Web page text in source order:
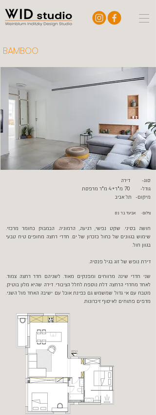
BAMBOO
סוג- דירה
גודל- 70 מ"ר+4 מ"ר מרפסת
מיקום- תל אביב
צילום- אביעד בר נס
חושה בסיני. שקט נפשי, רגיעה, הרמוניה. הבמבוק כחומר מרכזי.
שימוש בגוונים של כחול כזכרון של ים. חדרי רחצה מחופים טיח טבעי
בגוון חול.
דירת נופש של זוג בגיל פנסיה.
שני חדרי שינה מרווחים ומפנקים מאוד. לשניהם חדר רחצה צמוד.
לאחד מחדרי הרחצה דלת נוספת לחלל הציבורי. דירה שהיא מלון בוטיק.
מטבח עם אי גדול שמשמש גם כפינת אוכל עם ישיבה האחד מול השני.
מדפים פתוחים לאיסוף זיכרונות.